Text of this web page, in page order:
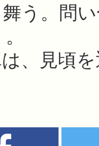
う。問
は、見頃